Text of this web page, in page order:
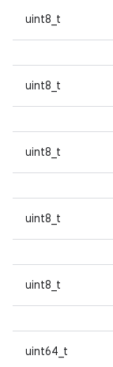
uint8_t
uint8_t
uint8_t
uint8_t
uint8_t
uint64_t